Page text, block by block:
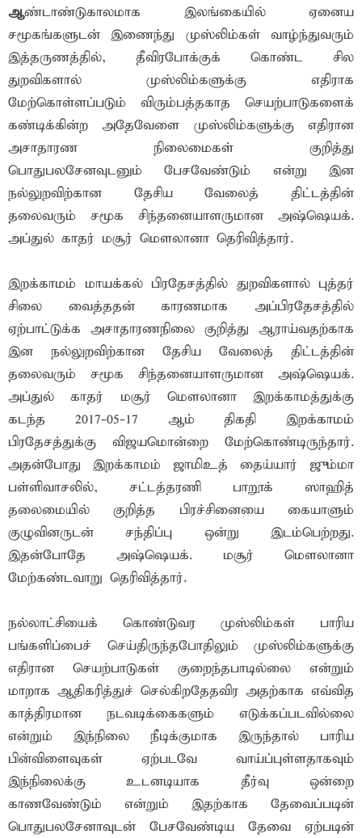
ஆண்டாண்டுகாலமாக இலங்கையில் ஏனைய
சமூகங்களுடன் இணைந்து முஸ்லிம்கள் வாழ்ந்துவரும்
இத்தருணத்தில், தீவிரபோக்குக் கொண்ட சில
துறவிகளால் முஸ்லிம்களுக்கு எதிராக
மேற்கொள்ளப்படும் விரும்பத்தகாத செயற்பாடுகளைக்
கண்டிக்கின்ற அதேவேளை முஸ்லிம்களுக்கு எதிரான
அசாதாரண நிலைமைகள் குறித்து
பொதுபலசேனவுடனும் பேசவேண்டும் என்று இன
நல்லுறவிற்கான தேசிய வேலைத் திட்டத்தின்
தலைவரும் சமூக சிந்தனையாளருமான அஷ்ஷெயக்.
அப்துல் காதர் மசூர் மௌலானா தெரிவித்தார்.
இறக்காமம் மாயக்கல் பிரதேசத்தில் துறவிகளால் புத்தர்
சிலை வைத்ததன் காரணமாக அப்பிரதேசத்தில்
ஏற்பாட்டுக்க அசாதாரணநிலை குறித்து ஆராய்வதற்காக
இன நல்லுறவிற்கான தேசிய வேலைத் திட்டத்தின்
தலைவரும் சமூக சிந்தனையாளருமான அஷ்ஷெயக்.
அப்துல் காதர் மசூர் மௌலானா இறக்காமத்துக்கு
கடந்த 2017-05-17 ஆம் திகதி இறக்காமம்
பிரதேசத்துக்கு விஜயமொன்றை மேற்கொண்டிருந்தார்.
அதன்போது இறக்காமம் ஜாமிஉத் தைய்யார் ஜும்மா
பள்ளிவாசலில், சட்டத்தரணி பாறூக் ஸாஹித்
தலைமையில் குறித்த பிரச்சினையை கையாளும்
குழுவினருடன் சந்திப்பு ஒன்று இடம்பெற்றது.
இதன்போதே அஷ்ஷெயக். மசூர் மௌலானா
மேற்கண்டவாறு தெரிவித்தார்.
நல்லாட்சியைக் கொண்டுவர முஸ்லிம்கள் பாரிய
பங்களிப்பைச் செய்திருந்தபோதிலும் முஸ்லிம்களுக்கு
எதிரான செயற்பாடுகள் குறைந்தபாடில்லை என்றும்
மாறாக ஆதிகரித்துச் செல்கிறதேதவிர அதற்காக எவ்வித
காத்திரமான நடவடிக்கைகளும் எடுக்கப்படவில்லை
என்றும் இந்நிலை நீடிக்குமாக இருந்தால் பாரிய
பின்விளைவுகள் ஏற்படவே வாய்ப்புள்ளதாகவும்
இந்நிலைக்கு உடனடியாக தீர்வு ஒன்றை
காணவேண்டும் என்றும் இதற்காக தேவைப்படின்
பொதுபலசேனாவுடன் பேசவேண்டிய தேவை ஏற்படின்